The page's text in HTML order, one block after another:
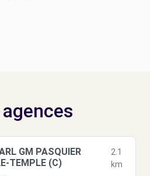
GM PASQUIER
TEMPLE (C)
2.1
km